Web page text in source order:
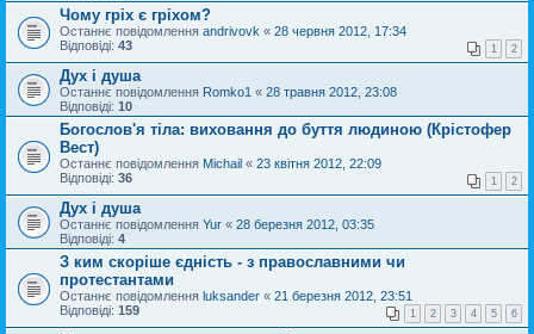
Чому гріх є гріхом?
Останнє повідомлення andrivovk « 28 червня 2012, 17:34
Відповіді: 43 1 2
Дух і душа
Останнє повідомлення Romko1 « 28 травня 2012, 23:08
Відповіді: 10
Богослов'я тіла: виховання до буття людиною (Крістофер
Вест)
Останнє повідомлення Michail « 23 квітня 2012, 22:09
Відповіді: 36 1 2
Дух і душа
Останнє повідомлення Yur « 28 березня 2012, 03:35
Відповіді: 4
З ким скоріше єдність - з православними чи
протестантами
Останнє повідомлення luksander « 21 березня 2012, 23:51
Відповіді: 159 1 2 3 4 5 6